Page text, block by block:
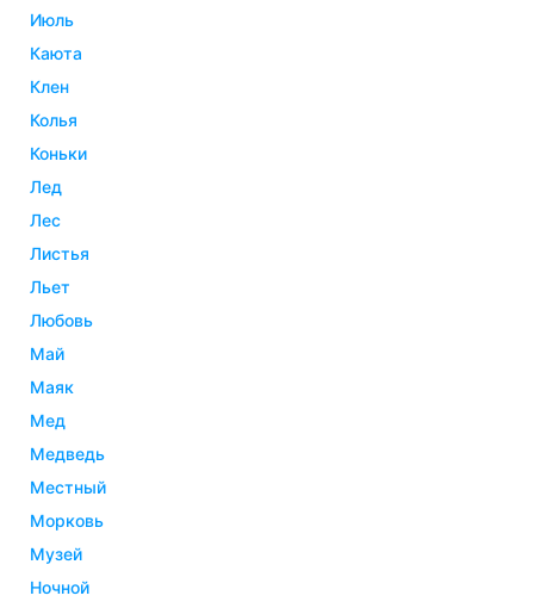
июль
каюта
клен
колья
коньки
лед
лес
листья
льет
любовь
май
маяк
мед
медведь
местный
морковь
музей
ночной